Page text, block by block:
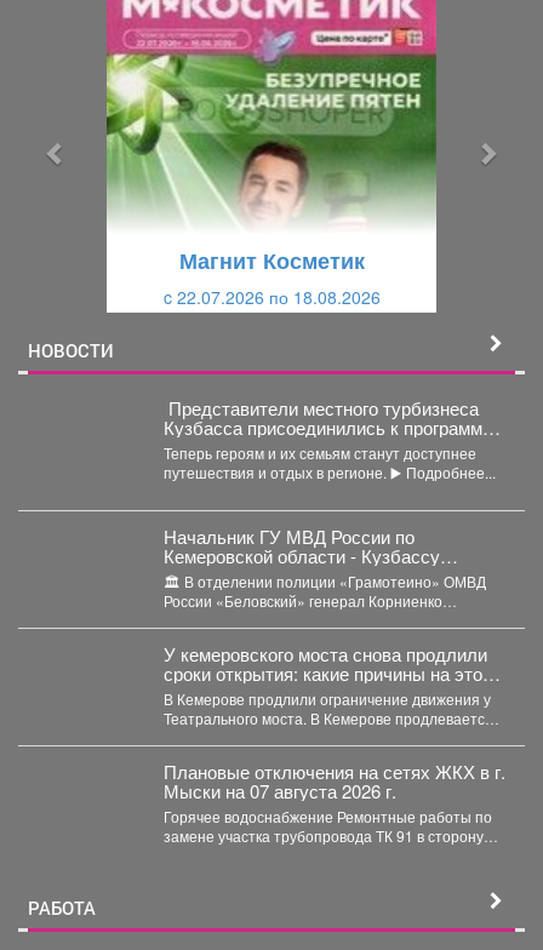
Магнит Косметик
c 22.07.2026 по 18.08.2026
НОВОСТИ
Представители местного турбизнеса
Кузбасса присоединились к программе
поддержки участников СВО и их
близкихне.
Теперь героям и их семьям станут доступнее
путешествия и отдых в регионе. ▶️ Подробнее...
Начальник ГУ МВД России по
Кемеровской области - Кузбассу
Геннадий Корниенко проверил работу
подразделений отдела МВД России
«Беловский»
🏛️ В отделении полиции «Грамотеино» ОМВД
России «Беловский» генерал Корниенко
У кемеровского моста снова продлили
сроки открытия: какие причины на этот
раз
В Кемерове продлили ограничение движения у
Театрального моста. В Кемерове продлевается
Плановые отключения на сетях ЖКХ в г.
Мыски на 07 августа 2026 г.
Горячее водоснабжение Ремонтные работы по
замене участка трубопровода ТК 91 в сторону
РАБОТА